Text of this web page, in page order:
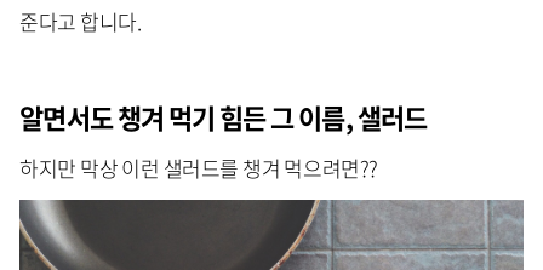
준다고 합니다.
알면서도 챙겨 먹기 힘든 그 이름, 샐러드
하지만 막상 이런 샐러드를 챙겨 먹으려면??